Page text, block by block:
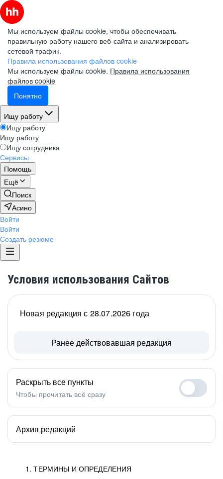
Мы используем файлы cookie, чтобы обеспечивать
правильную работу нашего веб-сайта и анализировать
сетевой трафик.
Правила использования файлов cookie
Мы используем файлы cookie. Правила использования
файлов cookie
Понятно
Ищу работу
Ищу работу
Ищу работу
Ищу сотрудника
Сервисы
Помощь
Ещё
Поиск
Асино
Войти
Войти
Создать резюме
Условия использования Сайтов
1. ТЕРМИНЫ И ОПРЕДЕЛЕНИЯ
Новая редакция с 28.07.2026 года
Ранее действовавшая редакция
Раскрыть все пункты
Чтобы прочитать всё сразу
Архив редакций